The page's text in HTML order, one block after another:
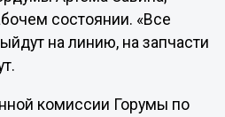
состоянии. «Все
на линию, на запчасти
комиссии Горумы по